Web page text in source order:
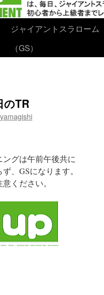
ジャイアントスラローム
（GS）
のTR
yamagishi
グは午前午後共に
、GSになります。
ください。